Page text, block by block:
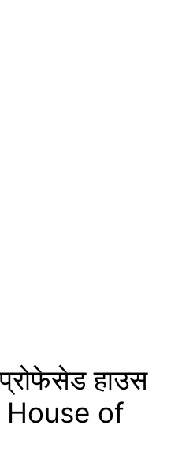
हाउस
House of